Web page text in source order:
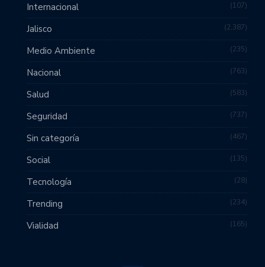
Internacional 107
Jalisco 2,387
Medio Ambiente 235
Nacional 763
Salud 583
Seguridad 737
Sin categoría 467
Social 135
Tecnología 28
Trending 234
Vialidad 165